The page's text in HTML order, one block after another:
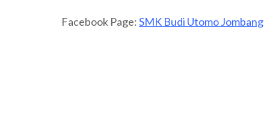
Facebook Page:SMK Budi Utomo Jombang